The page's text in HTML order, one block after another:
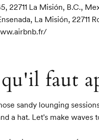
22711 La Misión, B.C.,
La Misión, 22711
faut
sandy lounging
a hat. Let's make waves